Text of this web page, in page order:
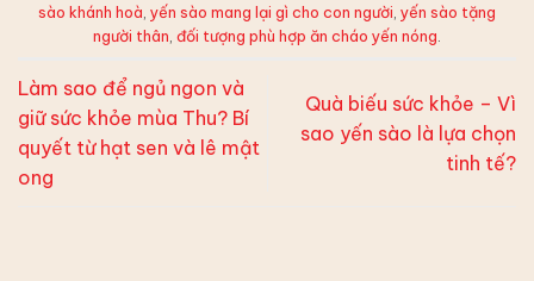
sào khánh hoà, yến sào mang lại gì cho con người, yến sào tặng
người thân, đối tượng phù hợp ăn cháo yến nóng.
Làm sao để ngủ ngon và
giữ sức khỏe mùa Thu? Bí
quyết từ hạt sen và lê mật
ong
Quà biếu sức khỏe – Vì
sao yến sào là lựa chọn
tinh tế?